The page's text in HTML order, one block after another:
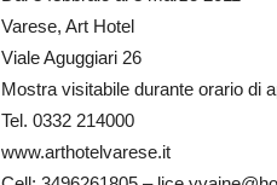
Varese, Art Hotel
Viale Aguggiari 26
Mostra visitabile durante orario di
Tel. 0332 214000
www.arthotelvarese.it